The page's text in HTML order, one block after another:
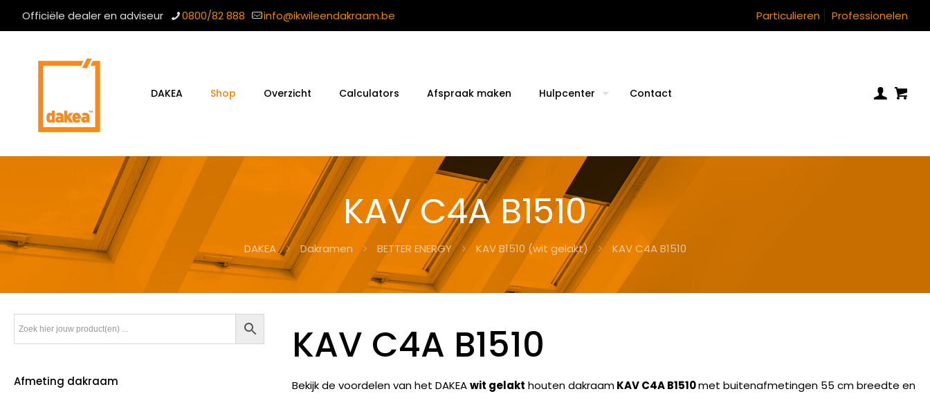
Officiële dealer en adviseur 0800/82 888 info@ikwileendakraam.be Particulieren Professionelen
DAKEA Shop Overzicht Calculators Afspraak maken Hulpcenter Contact
KAV C4A B1510
DAKEA Dakramen BETTER ENERGY KAV B1510 (wit gelakt) KAV C4A B1510
KAV C4A B1510
Bekijk de voordelen van het DAKEAwit gelakt houten dakraamKAV C4A B1510met buitenafmetingen 55 cm breedte en
Afmeting dakraam